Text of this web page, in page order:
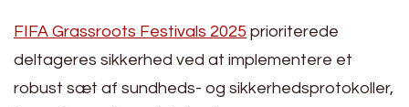
FIFA Grassroots Festivals 2025 prioriterede
deltageres sikkerhed ved at implementere et
robust sæt af sundheds- og sikkerhedsprotokoller,